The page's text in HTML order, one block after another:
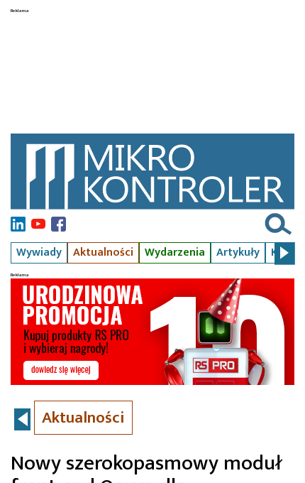
Wywiady Aktualności Wydarzenia Artykuły Kursy
Aktualności
Nowy szerokopasmowy moduł